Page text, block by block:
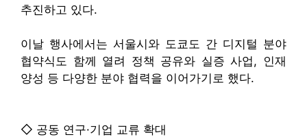
추진하고 있다.
이날 행사에서는 서울시와 도쿄도 간 디지털 분야
협약식도 함께 열려 정책 공유와 실증 사업, 인재
양성 등 다양한 분야 협력을 이어가기로 했다.
◇ 공동 연구·기업 교류 확대